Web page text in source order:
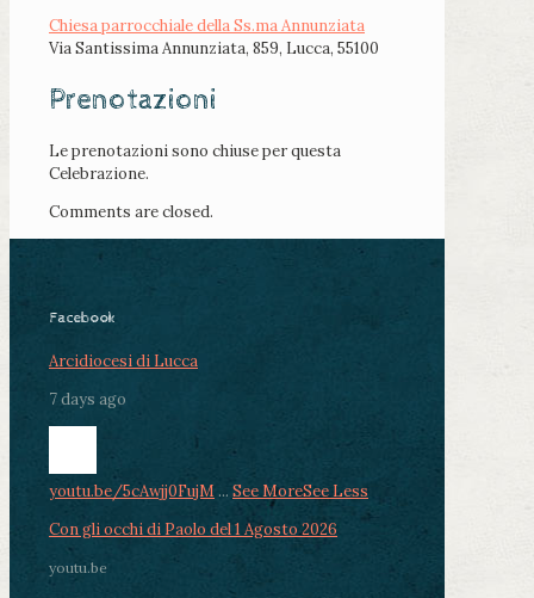
Chiesa parrocchiale della Ss.ma Annunziata
Via Santissima Annunziata, 859, Lucca, 55100
Prenotazioni
Le prenotazioni sono chiuse per questa
Celebrazione.
Comments are closed.
Facebook
Arcidiocesi di Lucca
7 days ago
youtu.be/5cAwjj0FujM ... See MoreSee Less
Con gli occhi di Paolo del 1 Agosto 2026
youtu.be